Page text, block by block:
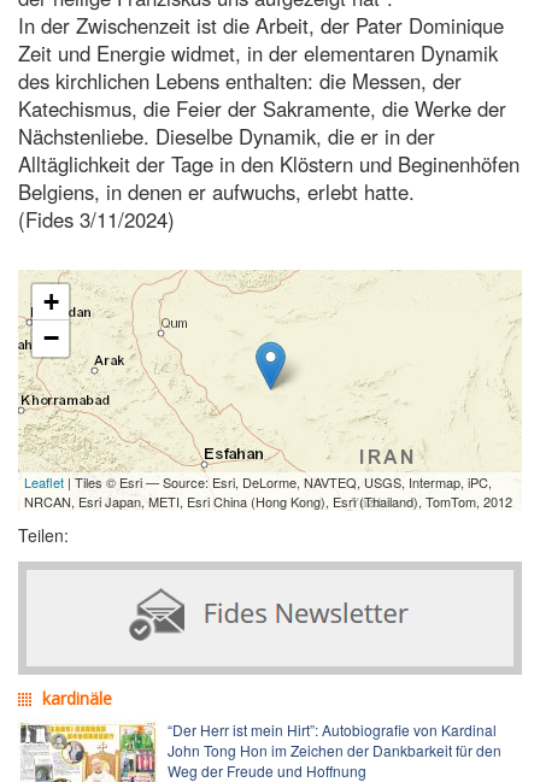
In der Zwischenzeit ist die Arbeit, der Pater Dominique
Zeit und Energie widmet, in der elementaren Dynamik
des kirchlichen Lebens enthalten: die Messen, der
Katechismus, die Feier der Sakramente, die Werke der
Nächstenliebe. Dieselbe Dynamik, die er in der
Alltäglichkeit der Tage in den Klöstern und Beginenhöfen
Belgiens, in denen er aufwuchs, erlebt hatte.
(Fides 3/11/2024)
+
−
Leaflet | Tiles © Esri — Source: Esri, DeLorme, NAVTEQ, USGS, Intermap, iPC,
NRCAN, Esri Japan, METI, Esri China (Hong Kong), Esri (Thailand), TomTom, 2012
Teilen:
kardinäle
“Der Herr ist mein Hirt”: Autobiografie von Kardinal
John Tong Hon im Zeichen der Dankbarkeit für den
Weg der Freude und Hoffnung